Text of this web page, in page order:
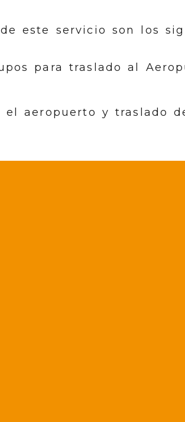
este servicio son los
para traslado al
el aeropuerto y traslado